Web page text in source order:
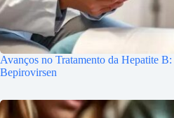
Avanços no Tratamento da Hepatite
Bepirovirsen